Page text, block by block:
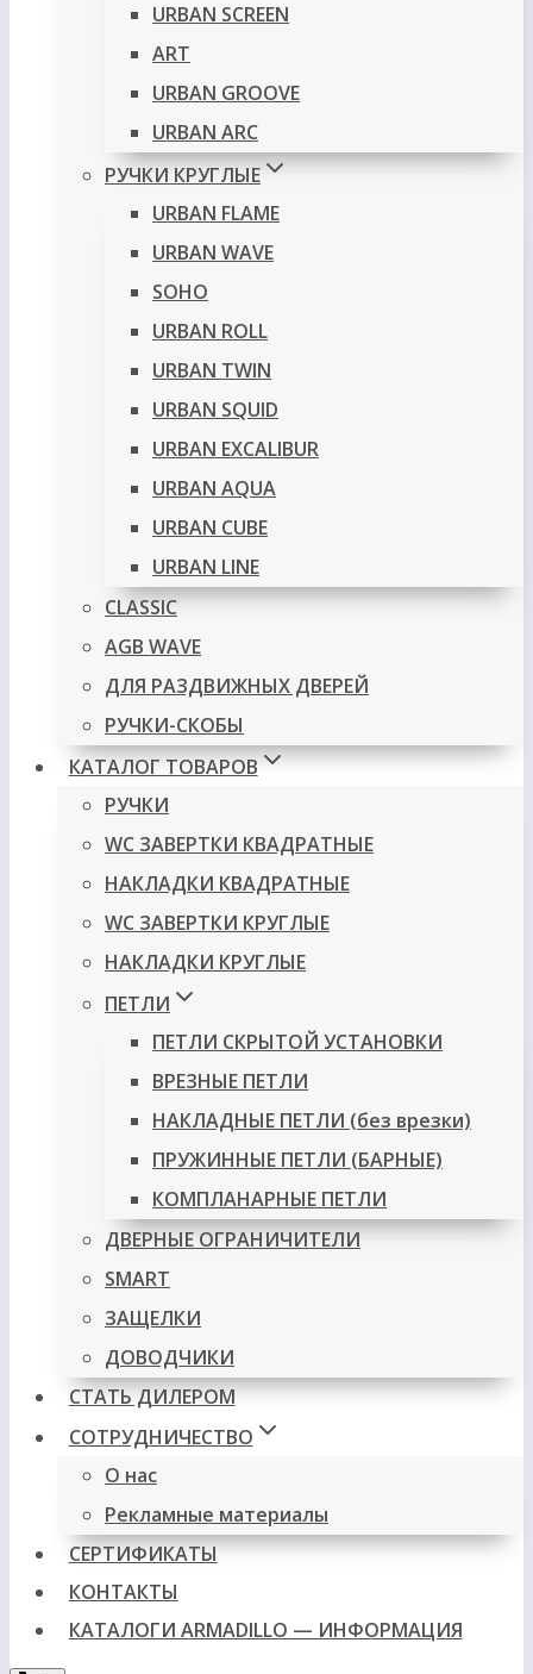
URBAN SCREEN
ART
URBAN GROOVE
URBAN ARC
РУЧКИ КРУГЛЫЕ
URBAN FLAME
URBAN WAVE
SOHO
URBAN ROLL
URBAN TWIN
URBAN SQUID
URBAN EXCALIBUR
URBAN AQUA
URBAN CUBE
URBAN LINE
CLASSIC
AGB WAVE
ДЛЯ РАЗДВИЖНЫХ ДВЕРЕЙ
РУЧКИ-СКОБЫ
КАТАЛОГ ТОВАРОВ
РУЧКИ
WC ЗАВЕРТКИ КВАДРАТНЫЕ
НАКЛАДКИ КВАДРАТНЫЕ
WC ЗАВЕРТКИ КРУГЛЫЕ
НАКЛАДКИ КРУГЛЫЕ
ПЕТЛИ
ПЕТЛИ СКРЫТОЙ УСТАНОВКИ
ВРЕЗНЫЕ ПЕТЛИ
НАКЛАДНЫЕ ПЕТЛИ (без врезки)
ПРУЖИННЫЕ ПЕТЛИ (БАРНЫЕ)
КОМПЛАНАРНЫЕ ПЕТЛИ
ДВЕРНЫЕ ОГРАНИЧИТЕЛИ
SMART
ЗАЩЕЛКИ
ДОВОДЧИКИ
СТАТЬ ДИЛЕРОМ
СОТРУДНИЧЕСТВО
О нас
Рекламные материалы
СЕРТИФИКАТЫ
КОНТАКТЫ
КАТАЛОГИ ARMADILLO — ИНФОРМАЦИЯ